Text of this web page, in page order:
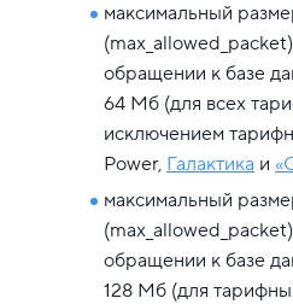
максимальный
обращении к базе
64 Мб (для всех
исключением
Power, Галактика и
максимальный
обращении к базе
128 Мб (для